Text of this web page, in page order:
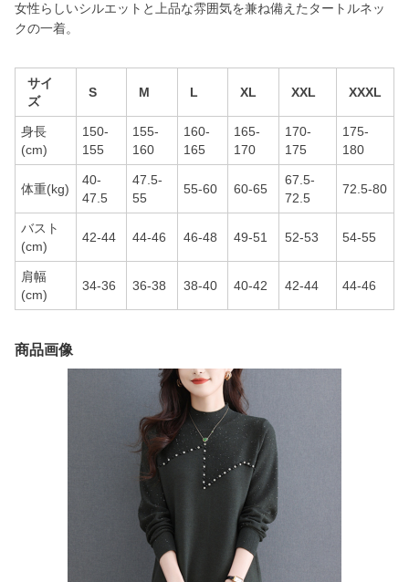
女性らしいシルエットと上品な雰囲気を兼ね備えたタートルネッ
クの一着。
サイ
ズ
S M L XL XXL XXXL
身長
(cm)
150-
155
155-
160
160-
165
165-
170
170-
175
175-
180
体重(kg)
40-
47.5
47.5-
55
55-60 60-65
67.5-
72.5
72.5-80
バスト
(cm)
42-44 44-46 46-48 49-51 52-53 54-55
肩幅
(cm)
34-36 36-38 38-40 40-42 42-44 44-46
商品画像